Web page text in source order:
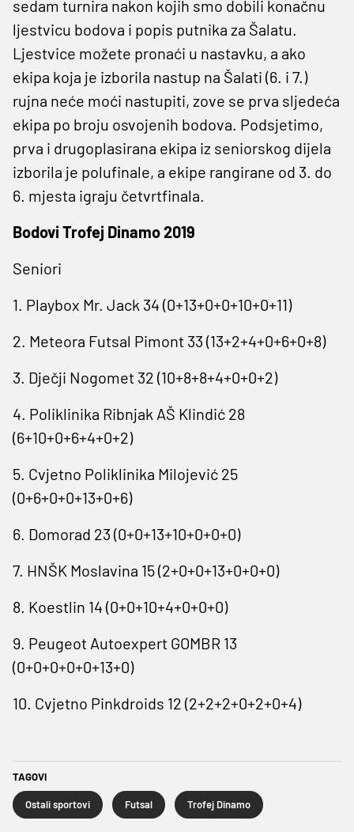
sedam turnira nakon kojih smo dobili konačnu
ljestvicu bodova i popis putnika za Šalatu.
Ljestvice možete pronaći u nastavku, a ako
ekipa koja je izborila nastup na Šalati (6. i 7.)
rujna neće moći nastupiti, zove se prva sljedeća
ekipa po broju osvojenih bodova. Podsjetimo,
prva i drugoplasirana ekipa iz seniorskog dijela
izborila je polufinale, a ekipe rangirane od 3. do
6. mjesta igraju četvrtfinala.
Bodovi Trofej Dinamo 2019
Seniori
1. Playbox Mr. Jack 34 (0+13+0+0+10+0+11)
2. Meteora Futsal Pimont 33 (13+2+4+0+6+0+8)
3. Dječji Nogomet 32 (10+8+8+4+0+0+2)
4. Poliklinika Ribnjak AŠ Klindić 28
(6+10+0+6+4+0+2)
5. Cvjetno Poliklinika Milojević 25
(0+6+0+0+13+0+6)
6. Domorad 23 (0+0+13+10+0+0+0)
7. HNŠK Moslavina 15 (2+0+0+13+0+0+0)
8. Koestlin 14 (0+0+10+4+0+0+0)
9. Peugeot Autoexpert GOMBR 13
(0+0+0+0+0+13+0)
10. Cvjetno Pinkdroids 12 (2+2+2+0+2+0+4)
TAGOVI
Ostali sportovi Futsal Trofej Dinamo